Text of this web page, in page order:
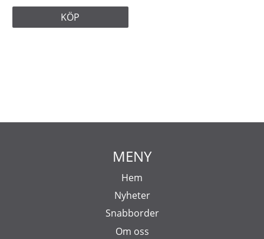
KÖP
MENY
Hem
Nyheter
Snabborder
Om oss